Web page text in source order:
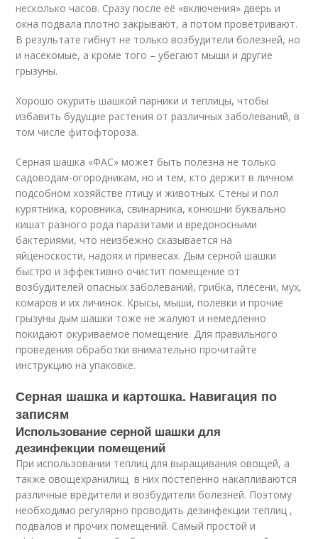
несколько часов. Сразу после её «включения» дверь и
окна подвала плотно закрывают, а потом проветривают.
В результате гибнут не только возбудители болезней, но
и насекомые, а кроме того – убегают мыши и другие
грызуны.
Хорошо окурить шашкой парники и теплицы, чтобы
избавить будущие растения от различных заболеваний, в
том числе фитофтороза.
Серная шашка «ФАС» может быть полезна не только
садоводам-огородникам, но и тем, кто держит в личном
подсобном хозяйстве птицу и животных. Стены и пол
курятника, коровника, свинарника, конюшни буквально
кишат разного рода паразитами и вредоносными
бактериями, что неизбежно сказывается на
яйценоскости, надоях и привесах. Дым серной шашки
быстро и эффективно очистит помещение от
возбудителей опасных заболеваний, грибка, плесени, мух,
комаров и их личинок. Крысы, мыши, полевки и прочие
грызуны дым шашки тоже не жалуют и немедленно
покидают окуриваемое помещение. Для правильного
проведения обработки внимательно прочитайте
инструкцию на упаковке.
Серная шашка и картошка. Навигация по
записям
Использование серной шашки для
дезинфекции помещений
При использовании теплиц для выращивания овощей, а
также овощехранилищ в них постепенно накапливаются
различные вредители и возбудители болезней. Поэтому
необходимо регулярно проводить дезинфекции теплиц ,
подвалов и прочих помещений. Самый простой и